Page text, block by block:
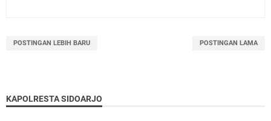
POSTINGAN LEBIH BARU POSTINGAN LAMA
KAPOLRESTA SIDOARJO